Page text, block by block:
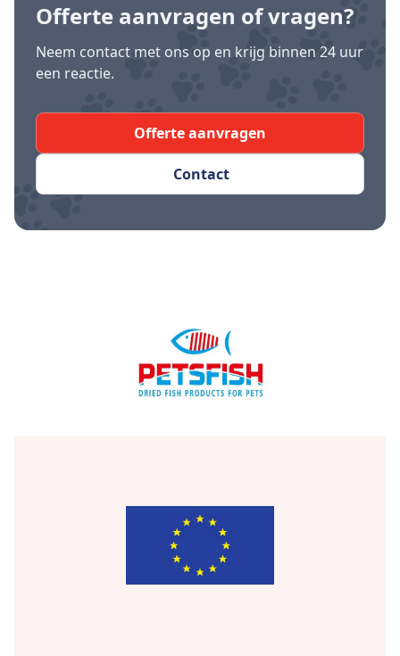
Offerte aanvragen of vragen?
Neem contact met ons op en krijg binnen 24 uur
een reactie.
Contact
Offerte aanvragen